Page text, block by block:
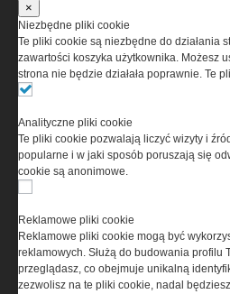
Test obuwia
BOSP Taras Low
w ochronie
strategicznych
×
Niezbędne pliki cookie
Te pliki cookie są niezbędne do działania
zawartości koszyka użytkownika. Możesz
strona nie będzie działała poprawnie. Te
Analityczne pliki cookie
Te pliki cookie pozwalają liczyć wizyty i
popularne i w jaki sposób poruszają się
cookie są anonimowe.
Reklamowe pliki cookie
Reklamowe pliki cookie mogą być
reklamowych. Służą do budowania
przeglądasz, co obejmuje unikalną
zezwolisz na te pliki cookie, nadal